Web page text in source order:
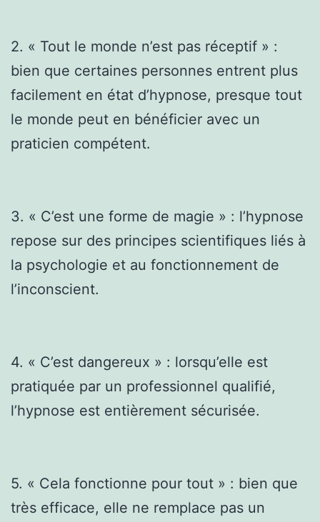
2. « Tout le monde n’est pas réceptif » :
bien que certaines personnes entrent plus
facilement en état d’hypnose, presque tout
le monde peut en bénéficier avec un
praticien compétent.
3. « C’est une forme de magie » : l’hypnose
repose sur des principes scientifiques liés à
la psychologie et au fonctionnement de
l’inconscient.
4. « C’est dangereux » : lorsqu’elle est
pratiquée par un professionnel qualifié,
l’hypnose est entièrement sécurisée.
5. « Cela fonctionne pour tout » : bien que
très efficace, elle ne remplace pas un